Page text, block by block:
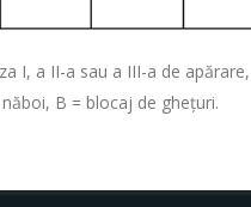
I, a II-a sau a III-a de apărare,
B = blocaj de gheţuri.